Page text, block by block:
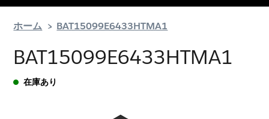
ホーム BAT15099E6433HTMA1
BAT15099E6433HTMA1
在庫あり